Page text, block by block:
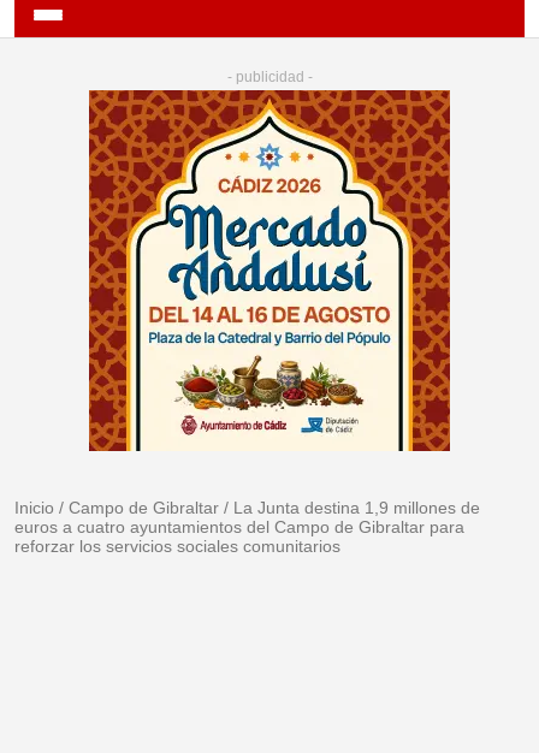
- publicidad -
Inicio / Campo de Gibraltar / La Junta destina 1,9 millones de
euros a cuatro ayuntamientos del Campo de Gibraltar para
reforzar los servicios sociales comunitarios